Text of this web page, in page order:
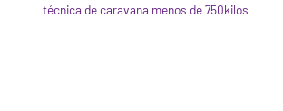
técnica de caravana menos de 750kilos